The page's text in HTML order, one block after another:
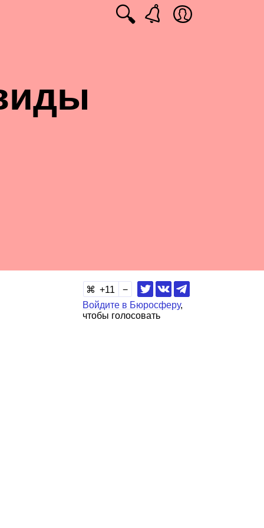
🔍
11
Войдите в Бюросферу,
чтобы голосовать